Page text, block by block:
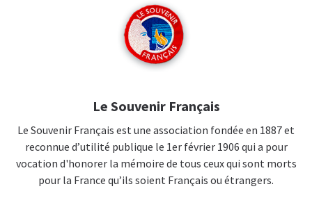
Le Souvenir Français
Le Souvenir Français est une association fondée en 1887 et
reconnue d’utilité publique le 1er février 1906 qui a pour
vocation d'honorer la mémoire de tous ceux qui sont morts
pour la France qu’ils soient Français ou étrangers.